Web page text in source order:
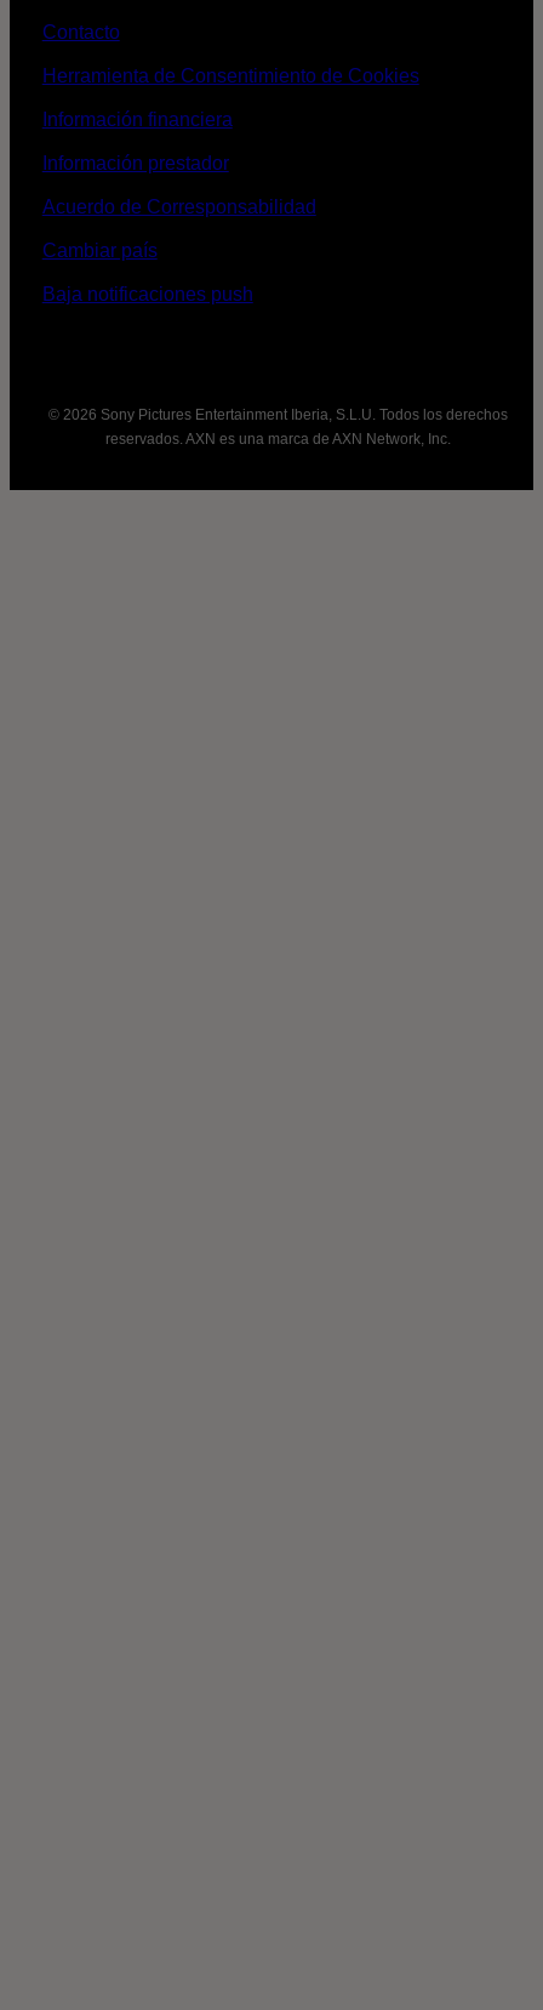
Contacto
Herramienta de Consentimiento de Cookies
Información financiera
Información prestador
Acuerdo de Corresponsabilidad
Cambiar país
Baja notificaciones push
© 2026 Sony Pictures Entertainment Iberia, S.L.U. Todos los derechos
reservados. AXN es una marca de AXN Network, Inc.